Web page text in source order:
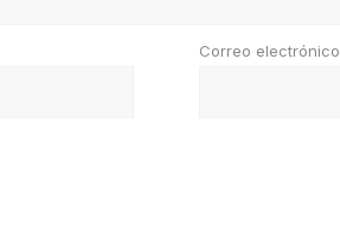
Correo electrónico